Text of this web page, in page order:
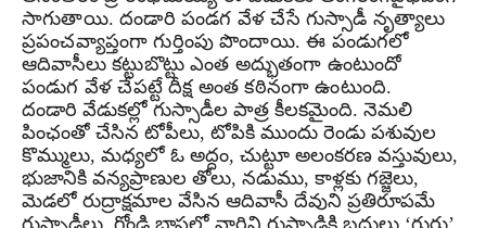
సాగుతాయి. దండారి పండగ వేళ చేసే గుస్సాడీ నృత్యాలు
ప్రపంచవ్యాప్తంగా గుర్తింపు పొందాయి. ఈ పండుగలో
ఆదివాసీలు కట్టుబొట్టు ఎంత అద్భుతంగా ఉంటుందో
పండుగ వేళ చేపట్టే దీక్ష అంత కఠినంగా ఉంటుంది.
దండారి వేడుకల్లో గుస్సాడీల పాత్ర కీలకమైంది. నెమలి
పింఛంతో చేసిన టోపీలు, టోపికి ముందు రెండు పశువుల
కొమ్ములు, మధ్యలో ఓ అద్దం, చుట్టూ అలంకరణ వస్తువులు,
భుజానికి వన్యప్రాణుల తోలు, నడుము, కాళ్లకు గజ్జెలు,
మెడలో రుద్రాక్షమాల వేసిన ఆదివాసీ దేవుని ప్రతిరూపమే